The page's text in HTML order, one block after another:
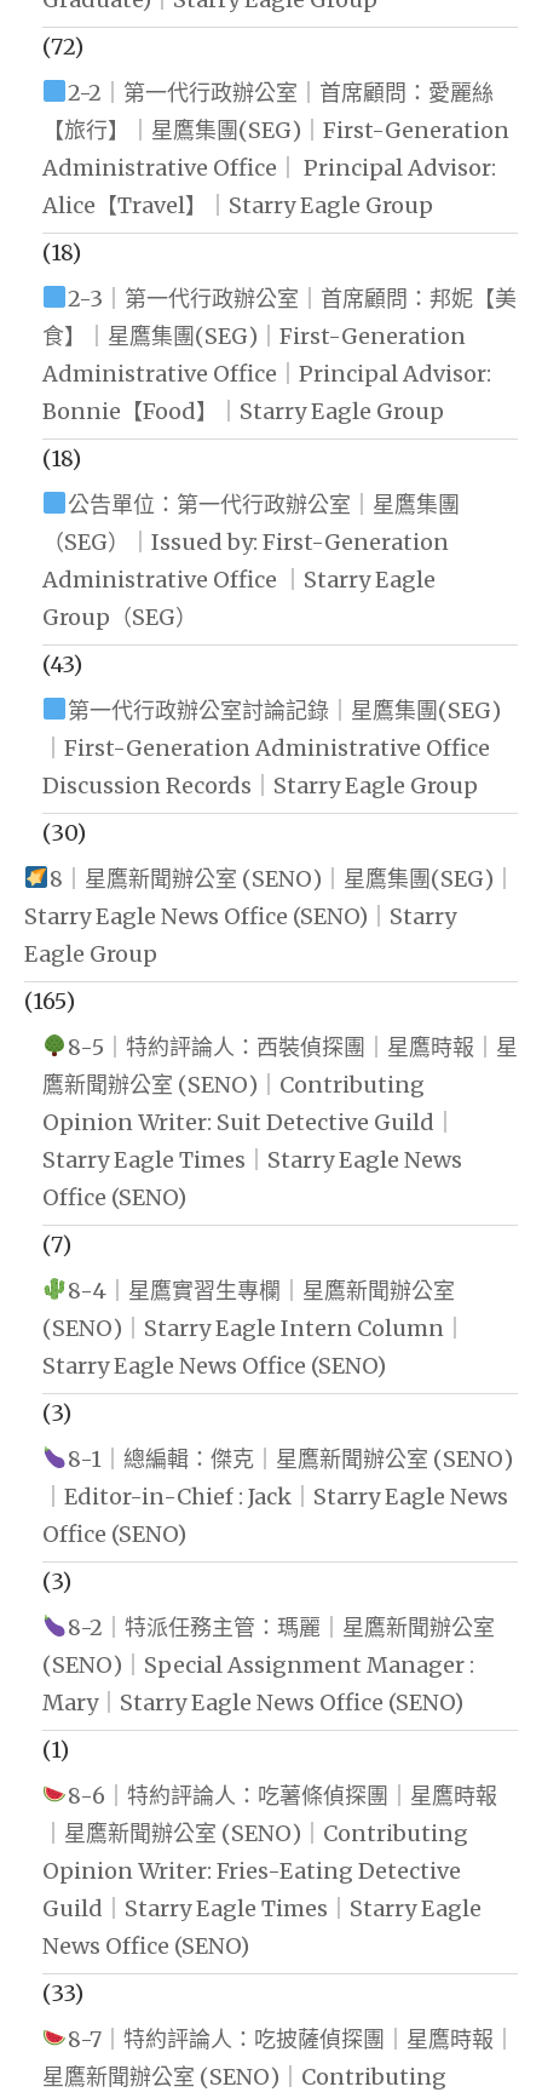
(72)
2-2｜第一代行政辦公室｜首席顧問：愛麗絲
【旅行】｜星鷹集團(SEG)｜First-Generation
Administrative Office｜ Principal Advisor:
Alice【Travel】｜Starry Eagle Group
(18)
2-3｜第一代行政辦公室｜首席顧問：邦妮【美
食】｜星鷹集團(SEG)｜First-Generation
Administrative Office｜Principal Advisor:
Bonnie【Food】｜Starry Eagle Group
(18)
公告單位：第一代行政辦公室｜星鷹集團
（SEG）｜Issued by: First-Generation
Administrative Office ｜Starry Eagle
Group（SEG）
(43)
第一代行政辦公室討論記錄｜星鷹集團(SEG)
｜First-Generation Administrative Office
Discussion Records｜Starry Eagle Group
(30)
8｜星鷹新聞辦公室 (SENO)｜星鷹集團(SEG)｜
Starry Eagle News Office (SENO)｜Starry
Eagle Group
(165)
8-5｜特約評論人：西裝偵探團｜星鷹時報｜星
鷹新聞辦公室 (SENO)｜Contributing
Opinion Writer: Suit Detective Guild｜
Starry Eagle Times｜Starry Eagle News
Office (SENO)
(7)
8-4｜星鷹實習生專欄｜星鷹新聞辦公室
(SENO)｜Starry Eagle Intern Column｜
Starry Eagle News Office (SENO)
(3)
8-1｜總編輯：傑克｜星鷹新聞辦公室 (SENO)
｜Editor-in-Chief : Jack｜Starry Eagle News
Office (SENO)
(3)
8-2｜特派任務主管：瑪麗｜星鷹新聞辦公室
(SENO)｜Special Assignment Manager :
Mary｜Starry Eagle News Office (SENO)
(1)
8-6｜特約評論人：吃薯條偵探團｜星鷹時報
｜星鷹新聞辦公室 (SENO)｜Contributing
Opinion Writer: Fries-Eating Detective
Guild｜Starry Eagle Times｜Starry Eagle
News Office (SENO)
(33)
8-7｜特約評論人：吃披薩偵探團｜星鷹時報｜
星鷹新聞辦公室 (SENO)｜Contributing